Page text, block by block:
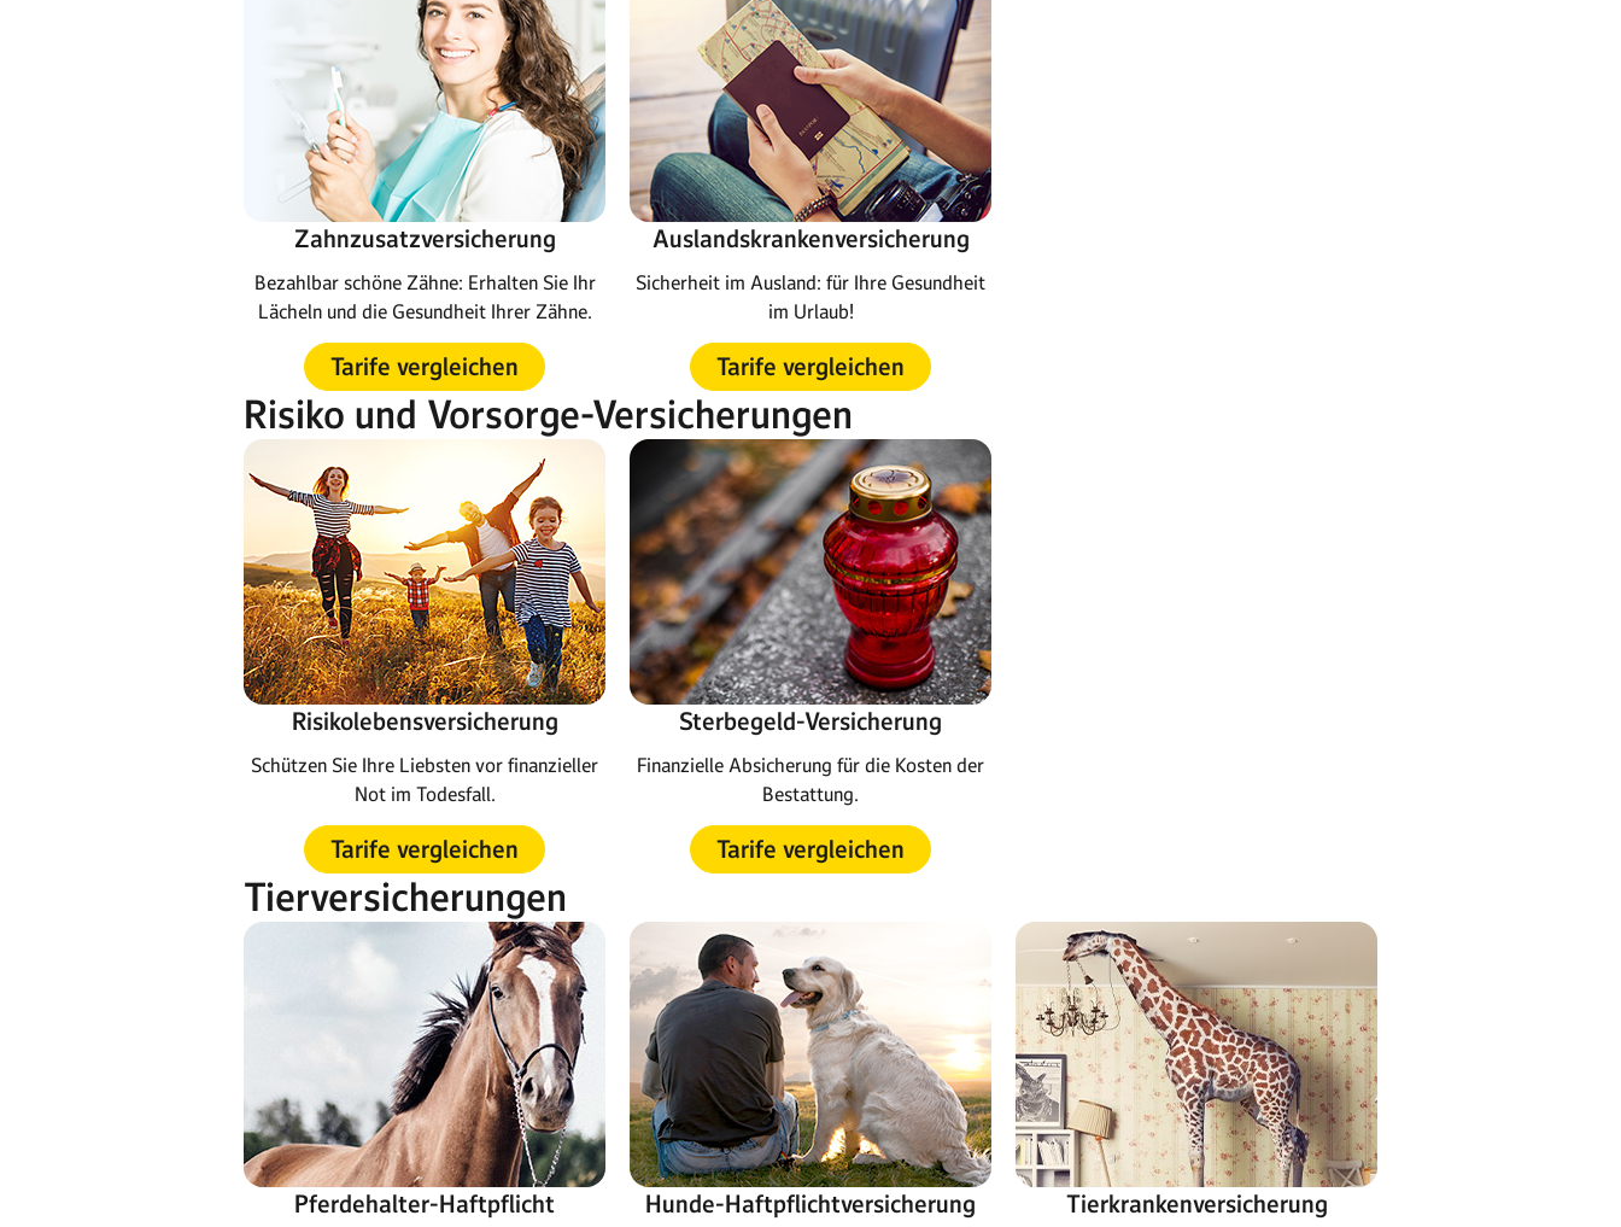
Zahnzusatzversicherung
Bezahlbar schöne Zähne: Erhalten Sie Ihr
Lächeln und die Gesundheit Ihrer Zähne.
Tarife vergleichen
Auslandskrankenversicherung
Sicherheit im Ausland: für Ihre Gesundheit
im Urlaub!
Tarife vergleichen
Risiko und Vorsorge-Versicherungen
Risikolebensversicherung
Schützen Sie Ihre Liebsten vor finanzieller
Not im Todesfall.
Tarife vergleichen
Sterbegeld-Versicherung
Finanzielle Absicherung für die Kosten der
Bestattung.
Tarife vergleichen
Tierversicherungen
Pferdehalter-Haftpflicht Hunde-Haftpflichtversicherung Tierkrankenversicherung